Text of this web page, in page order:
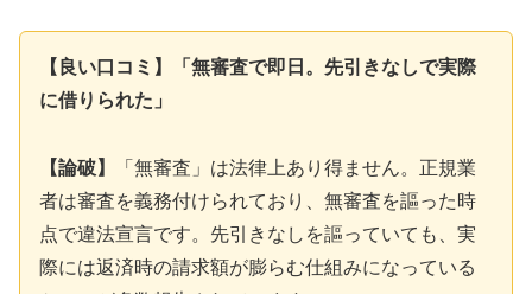
【良い口コミ】「無審査で即日。先引きなしで実際
に借りられた」
【論破】
「無審査」は法律上あり得ません。正規業
者は審査を義務付けられており、無審査を謳った時
点で違法宣言です。先引きなしを謳っていても、実
際には返済時の請求額が膨らむ仕組みになっている